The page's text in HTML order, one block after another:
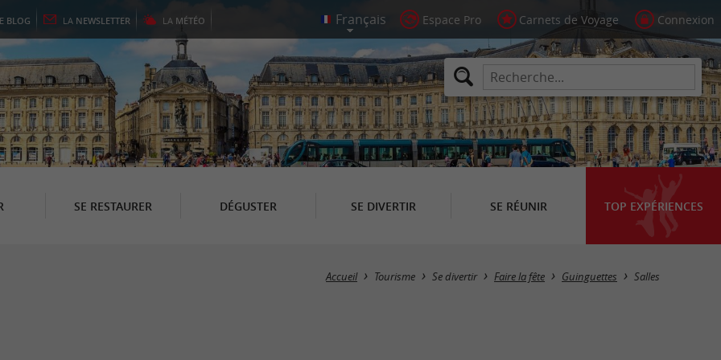
BLOG LA NEWSLETTER LA MÉTÉO Espace Pro Carnets de Voyage Connexion
SE RESTAURER DÉGUSTER SE DIVERTIR SE RÉUNIR TOP EXPÉRIENCES
Masquer la carte
Accueil Tourisme Se divertir Faire la fête Guinguettes Salles